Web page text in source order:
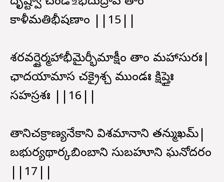
కాళీమతిభీషణాం ||15||
శరవర్షైర్మహాభీమైర్భీమాక్షీం తాం మహాసురః|
ఛాదయామాస చక్రైశ్చ ముండః క్షిప్తైః
సహస్రశః ||16||
తానిచక్రాణ్యనేకాని విశమానాని తన్ముఖమ్|
బభుర్యథార్కబింబాని సుబహూని ఘనోదరం
||17||